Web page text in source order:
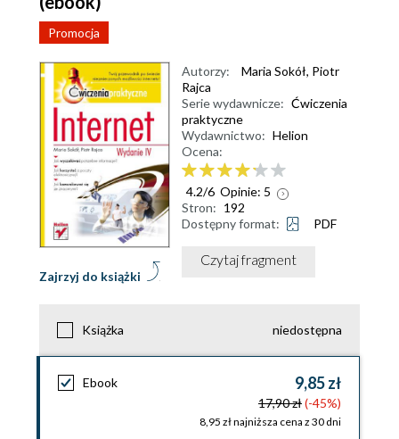
Promocja
Zajrzyj do książki
Autorzy: Maria Sokół, Piotr
Rajca
Serie wydawnicze: Ćwiczenia
praktyczne
Wydawnictwo: Helion
Ocena:
4.2/6 Opinie: 5
Stron: 192
Dostępny format:
PDF
Czytaj fragment
Książka niedostępna
Ebook 9,85 zł
17,90 zł(-45%)
8,95 zł najniższa cena z 30 dni